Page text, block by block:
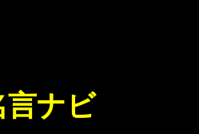
言ナビ